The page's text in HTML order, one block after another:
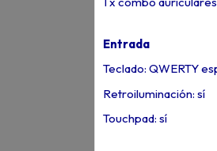
Entrada
Teclado: QWERTY
Retroiluminación: sí
Touchpad: sí